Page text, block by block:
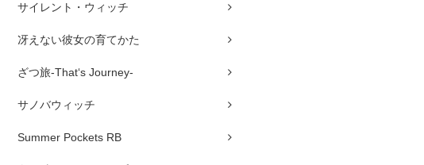
サイレント・ウィッチ
冴えない彼女の育てかた
ざつ旅-That‘s Journey-
サノバウィッチ
Summer Pockets RB